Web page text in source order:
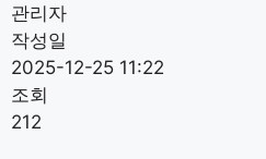
관리자
작성일
2025-12-25 11:22
조회
212